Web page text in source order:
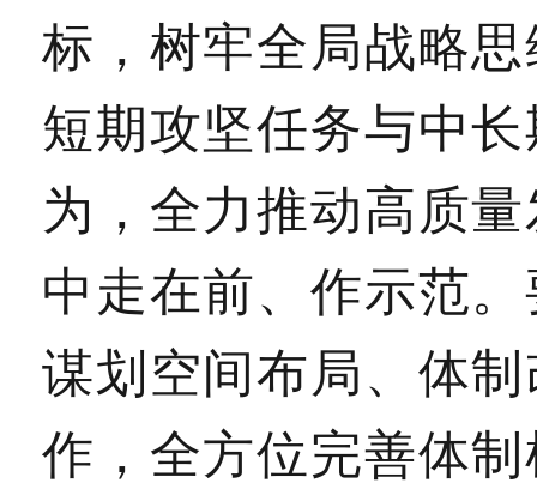
标，树牢全局战略
短期攻坚任务与中
为，全力推动高质
中走在前、作示范
谋划空间布局、体
作，全方位完善体